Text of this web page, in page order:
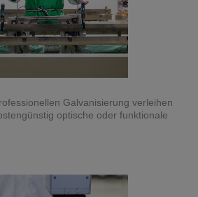
Galvanisierung verleihen
optische oder funktionale